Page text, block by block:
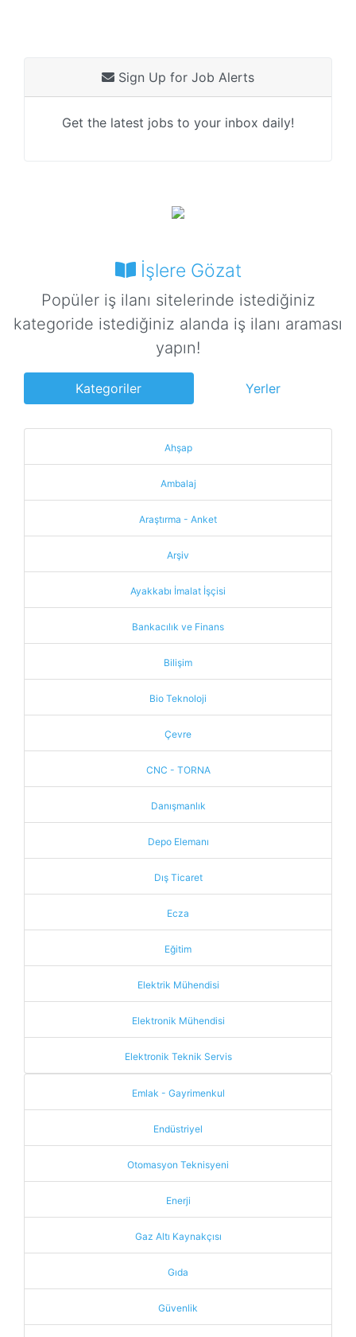
Sign Up for Job Alerts
Get the latest jobs to your inbox daily!
İşlere Gözat
Popüler iş ilanı sitelerinde istediğiniz
kategoride istediğiniz alanda iş ilanı araması
yapın!
Kategoriler Yerler
Ahşap
Ambalaj
Araştırma - Anket
Arşiv
Ayakkabı İmalat İşçisi
Bankacılık ve Finans
Bilişim
Bio Teknoloji
Çevre
CNC - TORNA
Danışmanlık
Depo Elemanı
Dış Ticaret
Ecza
Eğitim
Elektrik Mühendisi
Elektronik Mühendisi
Elektronik Teknik Servis
Emlak - Gayrimenkul
Endüstriyel
Otomasyon Teknisyeni
Enerji
Gaz Altı Kaynakçısı
Gıda
Güvenlik